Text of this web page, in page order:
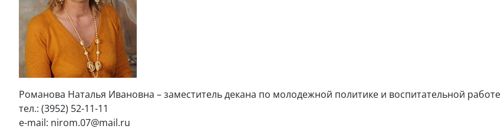
Романова Наталья Ивановна – заместитель декана по молодежной политике и воспитательной работе
тел.: (3952) 52-11-11
e-mail: nirom.07@mail.ru